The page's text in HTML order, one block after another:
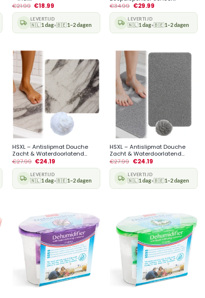
€21.99 €18.99
LEVERTIJD
🇳🇱1 dag•🇧🇪1–2 dagen
€34.99 €29.99
LEVERTIJD
🇳🇱1 dag•🇧🇪1–2 dagen
HSXL – Antislipmat Douche
Zacht & Waterdoorlatend...
€27.99 €24.19
LEVERTIJD
🇳🇱1 dag•🇧🇪1–2 dagen
+
HSXL – Antislipmat Douche
Zacht & Waterdoorlatend...
€27.99 €24.19
LEVERTIJD
🇳🇱1 dag•🇧🇪1–2 dagen